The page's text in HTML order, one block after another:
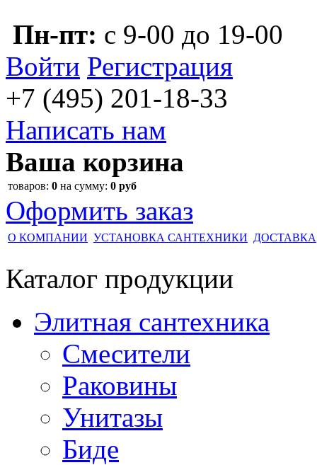
Пн-пт: с 9-00 до 19-00
Войти Регистрация
+7 (495) 201-18-33
Написать нам
Ваша корзина
товаров: 0 на сумму: 0 руб
Оформить заказ
О КОМПАНИИ УСТАНОВКА САНТЕХНИКИ ДОСТАВКА
Каталог продукции
Элитная сантехника
Смесители
Раковины
Унитазы
Биде